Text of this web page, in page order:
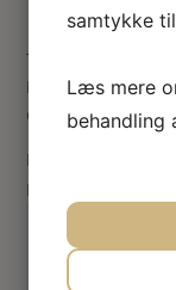
Tilføj en anmeldelse
Din e-
er markeret med *
Din vurdering
Din anmeldelse
samtykke
Læs mere
behandling